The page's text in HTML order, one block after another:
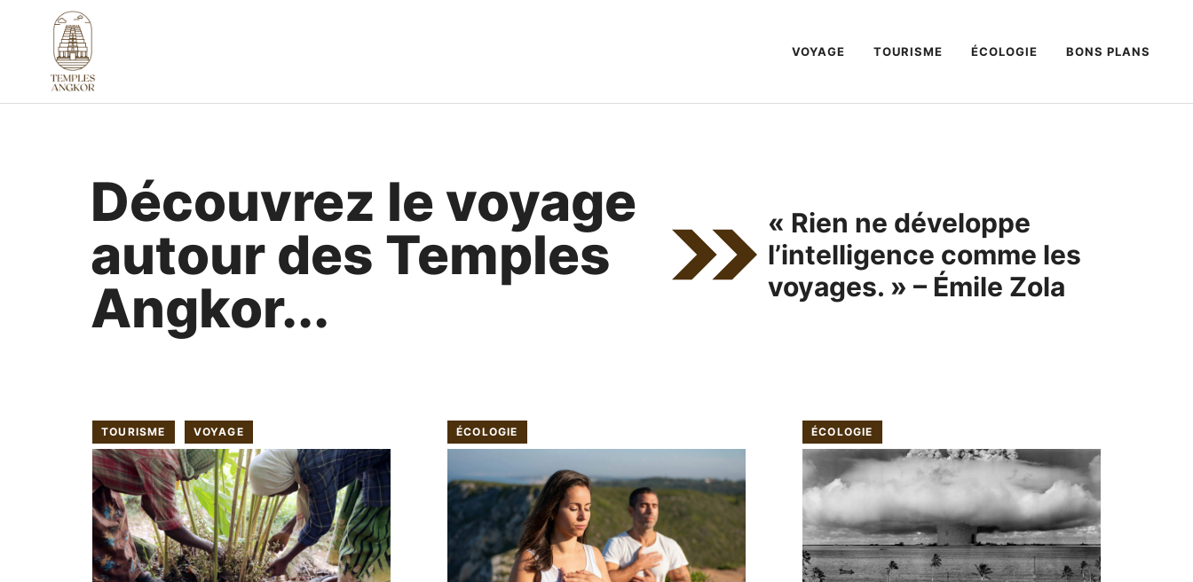
contenu
VOYAGE TOURISME ÉCOLOGIE BONS PLANS
Découvrez le voyage
autour des Temples
Angkor...
« Rien ne développe
l’intelligence comme les
voyages. » – Émile Zola
TOURISME VOYAGE ÉCOLOGIE ÉCOLOGIE